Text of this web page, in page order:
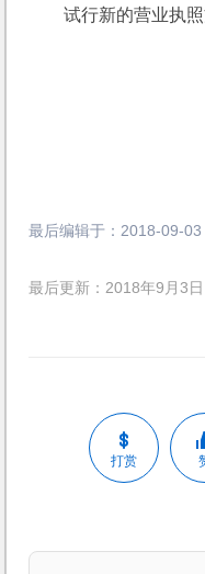
试行新的营业执
最后编辑于：2018-09-03
最后更新：2018年9月3日
打赏